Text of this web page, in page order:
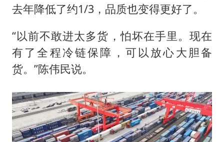
去年降低了约1/3，品质也变得更好了。
“以前不敢进太多货，怕坏在手里。现在
有了全程冷链保障，可以放心大胆备
货。”陈伟民说。